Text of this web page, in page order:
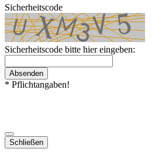
Sicherheitscode
Sicherheitscode bitte hier eingeben:
Absenden
* Pflichtangaben!
Schließen